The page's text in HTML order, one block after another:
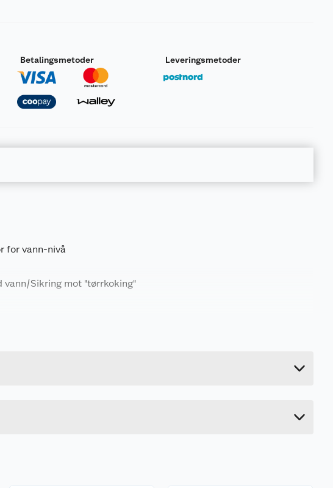
Betalingsmetoder Leveringsmetoder
for vann-nivå
vann/Sikring mot "tørrkoking"